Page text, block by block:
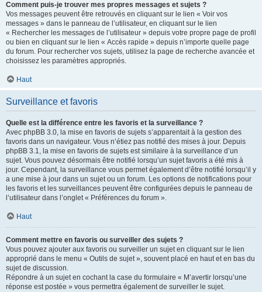
Comment puis-je trouver mes propres messages et sujets ?
Vos messages peuvent être retrouvés en cliquant sur le lien « Voir vos
messages » dans le panneau de l’utilisateur, en cliquant sur le lien
« Rechercher les messages de l’utilisateur » depuis votre propre page de profil
ou bien en cliquant sur le lien « Accès rapide » depuis n’importe quelle page
du forum. Pour rechercher vos sujets, utilisez la page de recherche avancée et
choisissez les paramètres appropriés.
Haut
Surveillance et favoris
Quelle est la différence entre les favoris et la surveillance ?
Avec phpBB 3.0, la mise en favoris de sujets s’apparentait à la gestion des
favoris dans un navigateur. Vous n’étiez pas notifié des mises à jour. Depuis
phpBB 3.1, la mise en favoris de sujets est similaire à la surveillance d’un
sujet. Vous pouvez désormais être notifié lorsqu’un sujet favoris a été mis à
jour. Cependant, la surveillance vous permet également d’être notifié lorsqu’il y
a une mise à jour dans un sujet ou un forum. Les options de notifications pour
les favoris et les surveillances peuvent être configurées depuis le panneau de
l’utilisateur dans l’onglet « Préférences du forum ».
Haut
Comment mettre en favoris ou surveiller des sujets ?
Vous pouvez ajouter aux favoris ou surveiller un sujet en cliquant sur le lien
approprié dans le menu « Outils de sujet », souvent placé en haut et en bas du
sujet de discussion.
Répondre à un sujet en cochant la case du formulaire « M’avertir lorsqu’une
réponse est postée » vous permettra également de surveiller le sujet.